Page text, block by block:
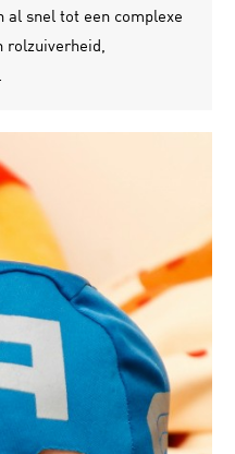
al snel tot een complexe
rolzuiverheid,